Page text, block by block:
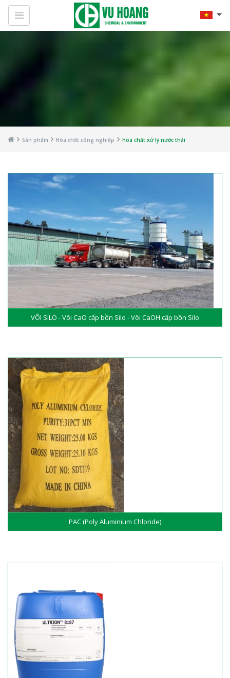
Sản phẩm Hóa chất công nghiệp Hoá chất xử lý nước thải
VÔI SILO - Vôi CaO cấp bồn Silo - Vôi CaOH cấp bồn Silo
PAC (Poly Aluminium Chloride)